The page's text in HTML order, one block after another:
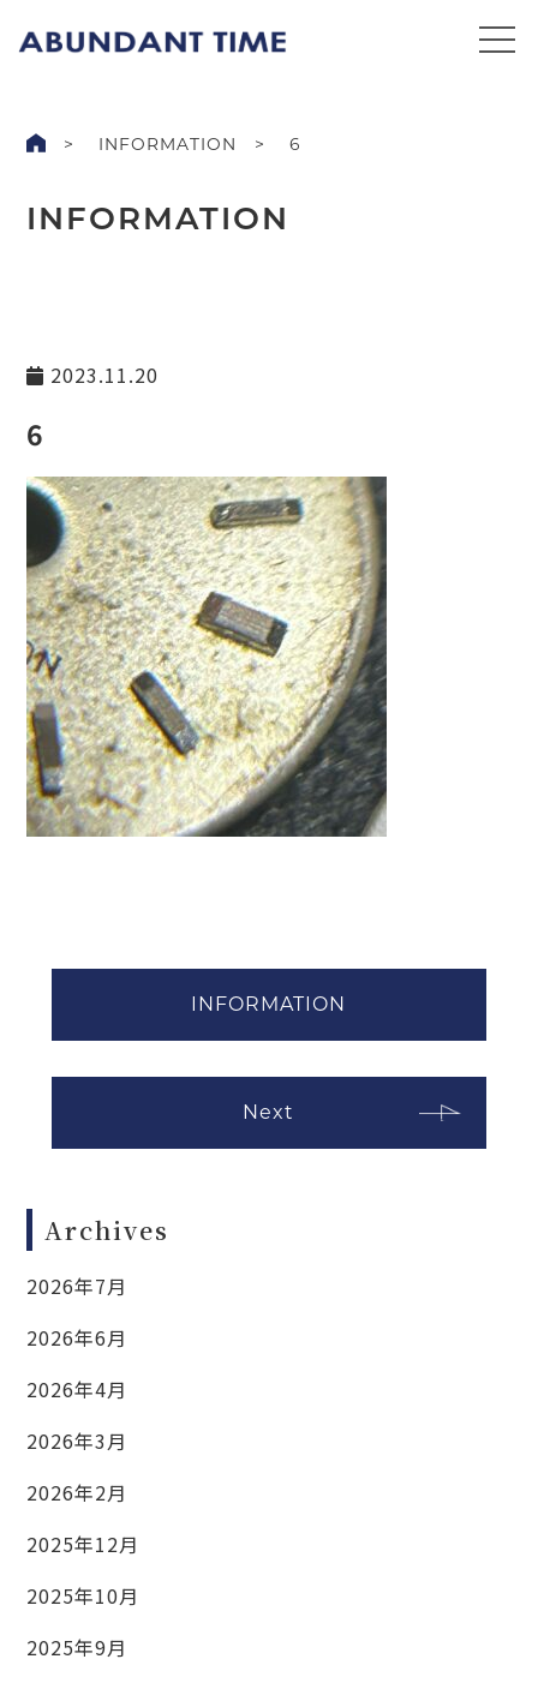
INFORMATION 6
INFORMATION
2023.11.20
6
INFORMATION
Next
Archives
2026年7月
2026年6月
2026年4月
2026年3月
2026年2月
2025年12月
2025年10月
2025年9月